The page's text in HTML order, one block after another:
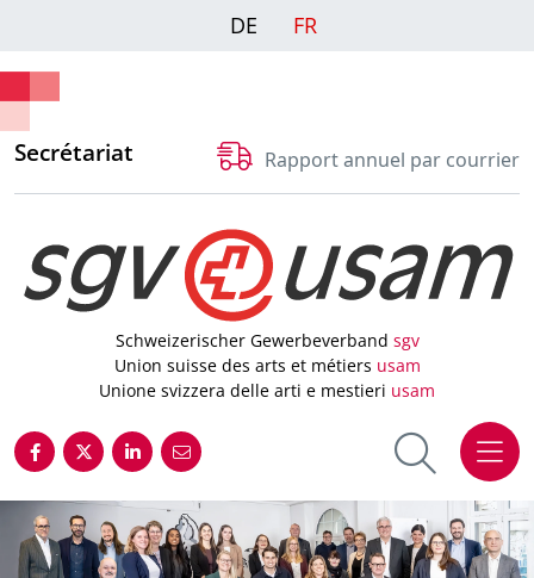
DE FR
Secrétariat Rapport annuel par courrier
Schweizerischer Gewerbeverband sgv
Union suisse des arts et métiers usam
Unione svizzera delle arti e mestieri usam